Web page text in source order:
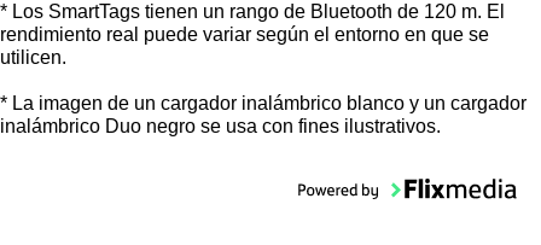
* Los SmartTags tienen un rango de Bluetooth de 120 m. El
rendimiento real puede variar según el entorno en que se
utilicen.
* La imagen de un cargador inalámbrico blanco y un cargador
inalámbrico Duo negro se usa con fines ilustrativos.